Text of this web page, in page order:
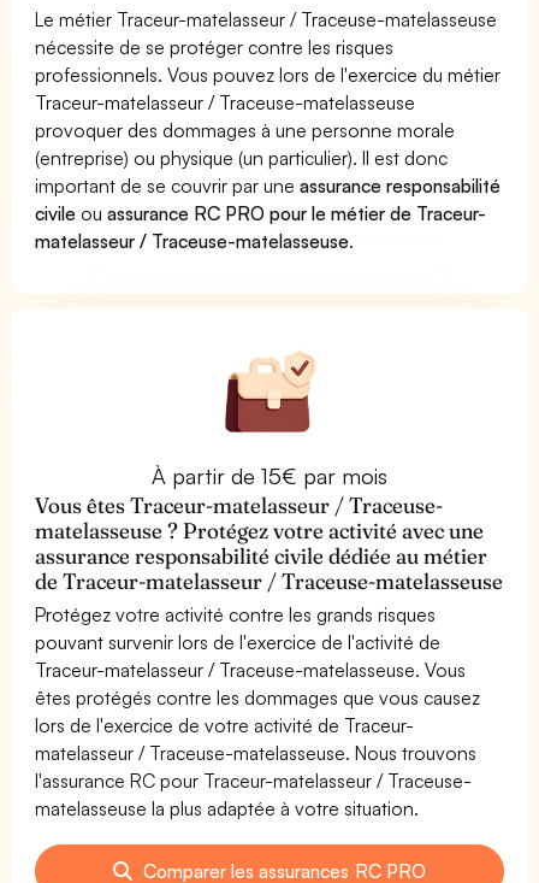
Le métier Traceur-matelasseur / Traceuse-matelasseuse
nécessite de se protéger contre les risques
professionnels. Vous pouvez lors de l'exercice du métier
Traceur-matelasseur / Traceuse-matelasseuse
provoquer des dommages à une personne morale
(entreprise) ou physique (un particulier). Il est donc
important de se couvrir par uneassurance responsabilité
civile ouassurance RC PRO pour le métier de Traceur-
matelasseur / Traceuse-matelasseuse.
À partir de 15€ par mois
Vous êtes Traceur-matelasseur / Traceuse-
matelasseuse ? Protégez votre activité avec une
assurance responsabilité civile dédiée au métier
de Traceur-matelasseur / Traceuse-matelasseuse
Protégez votre activité contre les grands risques
pouvant survenir lors de l'exercice de l'activité de
Traceur-matelasseur / Traceuse-matelasseuse. Vous
êtes protégés contre les dommages que vous causez
lors de l'exercice de votre activité de Traceur-
matelasseur / Traceuse-matelasseuse. Nous trouvons
l'assurance RC pour Traceur-matelasseur / Traceuse-
matelasseuse la plus adaptée à votre situation.
Comparer les assurances RC PRO